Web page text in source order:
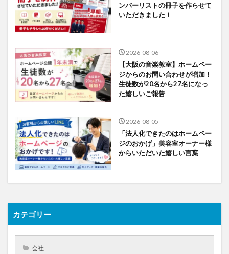
ンバーリストの冊子を作らせて
いただきました！
2026-08-06
【大阪の音楽教室】ホームペー
ジからのお問い合わせが増加！
生徒数が20名から27名になっ
た嬉しいご報告
2026-08-05
「法人化できたのはホームペー
ジのおかげ」美容室オーナー様
からいただいた嬉しい言葉
カテゴリー
会社